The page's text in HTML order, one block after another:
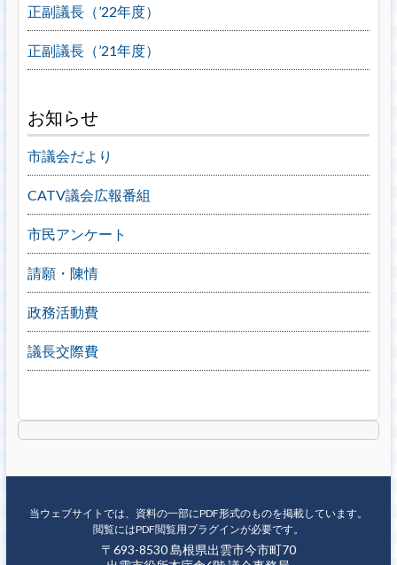
正副議長（’22年度）
正副議長（’21年度）
お知らせ
市議会だより
CATV議会広報番組
市民アンケート
請願・陳情
政務活動費
議長交際費
当ウェブサイトでは、資料の一部にPDF形式のものを掲載しています。
閲覧にはPDF閲覧用プラグインが必要です。
〒693-8530 島根県出雲市今市町70